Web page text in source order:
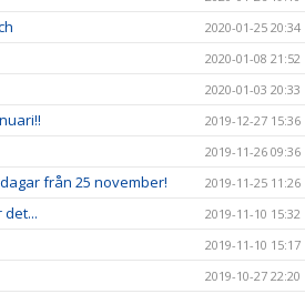
2020-01-25 20:34
2020-01-08 21:52
2020-01-03 20:33
2019-12-27 15:36
2019-11-26 09:36
från 25 november! 2019-11-25 11:26
2019-11-10 15:32
2019-11-10 15:17
2019-10-27 22:20